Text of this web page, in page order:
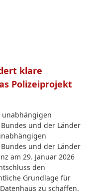
klare
Polizeiprojekt
unabhängigen
und der Länder
und der Länder
am 29. Januar 2026
den
Grundlage für
zu schaffen.